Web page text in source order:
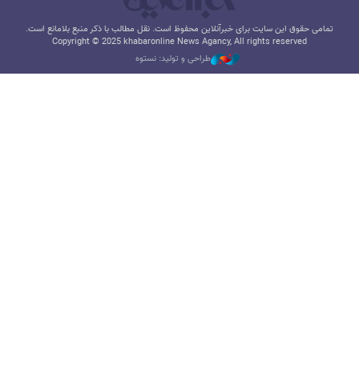
تمامی حقوق این سایت برای خبرآنلاین محفوظ است. نقل مطالب با ذکر منبع بلامانع است.
Copyright © 2025 khabaronline News Agancy, All rights reserved
طراحی و تولید: نستوه